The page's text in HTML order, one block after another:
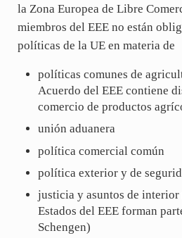
la Zona Europea de Libre
miembros del EEE no están
políticas de la UE en materia de
políticas comunes de
Acuerdo del EEE contiene
comercio de productos
unión aduanera
política comercial común
política exterior y de
justicia y asuntos de interior
Estados del EEE forman
Schengen)